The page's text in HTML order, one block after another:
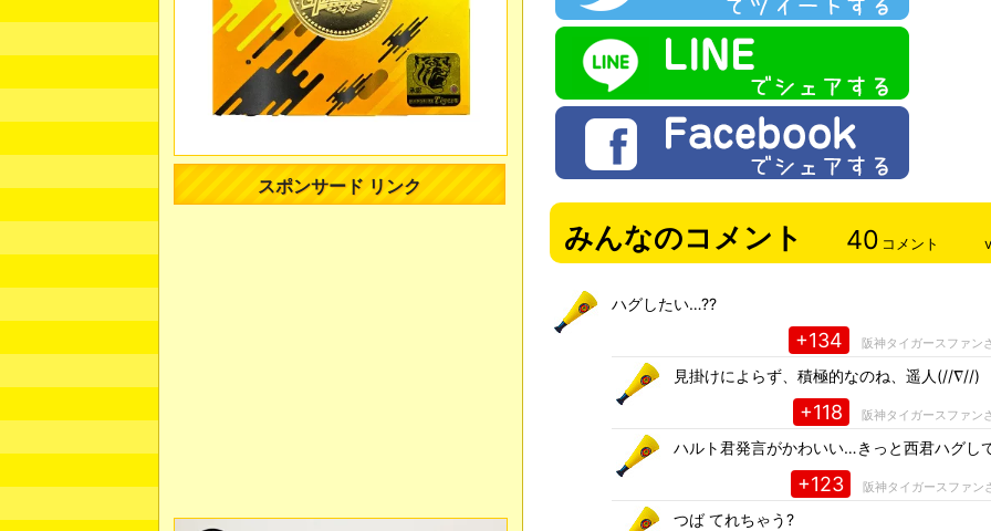
みんなのコメント 40 コメント
ハグしたい…??
+134 阪神タイガースファン
見掛けによらず、積極的なのね、遥人(//∇//)
+118 阪神タイガースファン
ハルト君発言がかわいい…きっと西君ハグ
+123 阪神タイガースファン
つば てれちゃう?
スポンサード リンク